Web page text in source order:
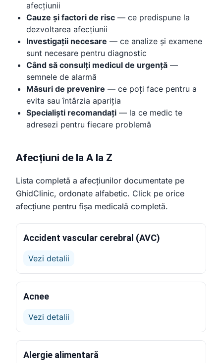
afecțiunii
Cauze și factori de risc — ce predispune la
dezvoltarea afecțiunii
Investigații necesare — ce analize și examene
sunt necesare pentru diagnostic
Când să consulți medicul de urgență —
semnele de alarmă
Măsuri de prevenire — ce poți face pentru a
evita sau întârzia apariția
Specialiști recomandați — la ce medic te
adresezi pentru fiecare problemă
Afecțiuni de la A la Z
Lista completă a afecțiunilor documentate pe
GhidClinic, ordonate alfabetic. Click pe orice
afecțiune pentru fișa medicală completă.
Accident vascular cerebral (AVC)
Vezi detalii
Acnee
Vezi detalii
Alergie alimentară